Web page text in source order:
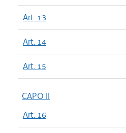
Art. 13
Art. 14
Art. 15
CAPO II
Art. 16